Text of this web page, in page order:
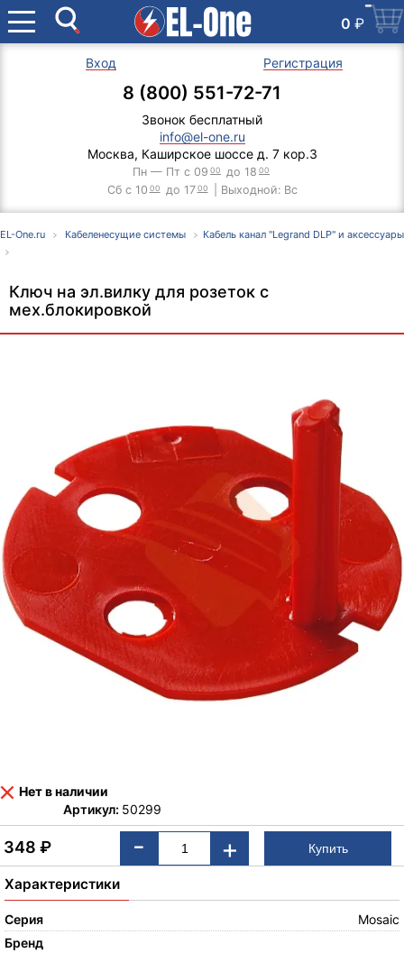
0 ₽
Вход Регистрация
8 (800) 551-72-71
Звонок бесплатный
info@el-one.ru
Москва, Каширское шоссе д. 7 кор.3
Пн — Пт с 09 00 до 18 00
Сб с 10 00 до 17 00 | Выходной: Вс
EL-One.ru Кабеленесущие системы Кабель канал "Legrand DLP" и аксессуары
Ключ на эл.вилку для розеток с
мех.блокировкой
Нет в наличии
Артикул: 50299
348₽ - +
Характеристики
Серия
Mosaic
Бренд